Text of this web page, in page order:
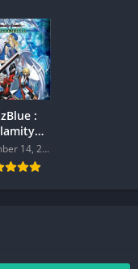
:
(
)
December 14, 2019